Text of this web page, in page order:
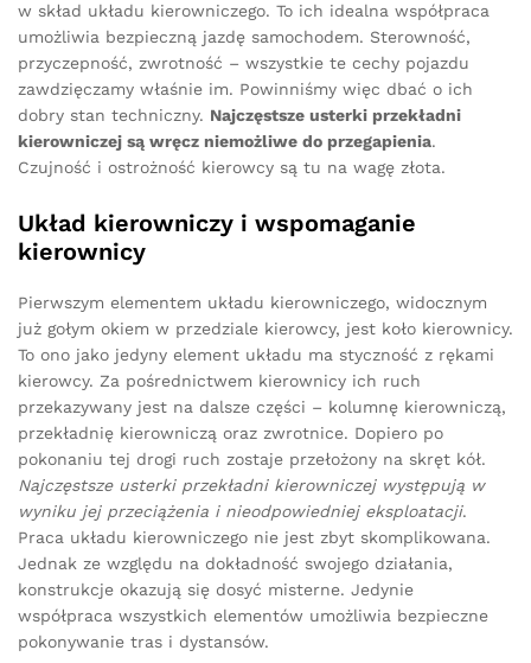
w skład układu kierowniczego. To ich idealna współpraca
umożliwia bezpieczną jazdę samochodem. Sterowność,
przyczepność, zwrotność – wszystkie te cechy pojazdu
zawdzięczamy właśnie im. Powinniśmy więc dbać o ich
dobry stan techniczny. Najczęstsze usterki przekładni
kierowniczej są wręcz niemożliwe do przegapienia.
Czujność i ostrożność kierowcy są tu na wagę złota.
Układ kierowniczy i wspomaganie
kierownicy
Pierwszym elementem układu kierowniczego, widocznym
już gołym okiem w przedziale kierowcy, jest koło kierownicy.
To ono jako jedyny element układu ma styczność z rękami
kierowcy. Za pośrednictwem kierownicy ich ruch
przekazywany jest na dalsze części – kolumnę kierowniczą,
przekładnię kierowniczą oraz zwrotnice. Dopiero po
pokonaniu tej drogi ruch zostaje przełożony na skręt kół.
Najczęstsze usterki przekładni kierowniczej występują w
wyniku jej przeciążenia i nieodpowiedniej eksploatacji.
Praca układu kierowniczego nie jest zbyt skomplikowana.
Jednak ze względu na dokładność swojego działania,
konstrukcje okazują się dosyć misterne. Jedynie
współpraca wszystkich elementów umożliwia bezpieczne
pokonywanie tras i dystansów.